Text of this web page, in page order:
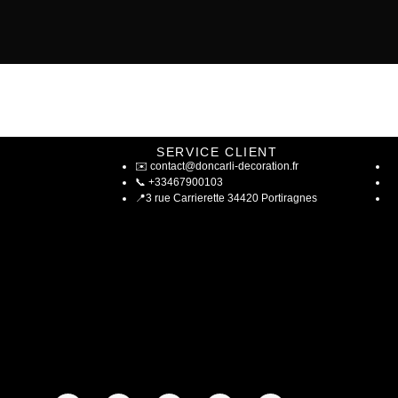
SERVICE CLIENT
✉️ contact@doncarli-decoration.fr
📞 +33467900103
📍3 rue Carrierette 34420 Portiragnes